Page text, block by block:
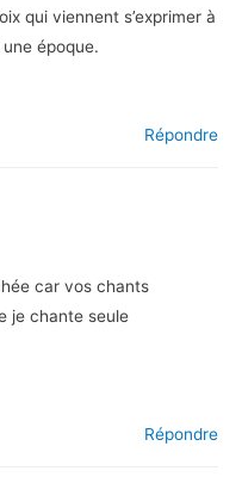
qui viennent s’exprimer à
époque.
Répondre
car vos chants
je chante seule
Répondre